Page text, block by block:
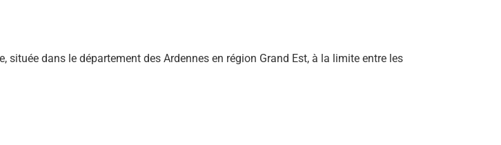
située dans le département des Ardennes en région Grand Est, à la limite entre les